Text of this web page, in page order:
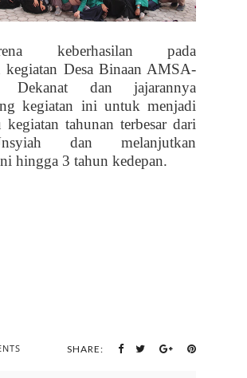
keberhasilan pada
kegiatan Desa Binaan AMSA-
Dekanat dan jajarannya
kegiatan ini untuk menjadi
kegiatan tahunan terbesar dari
dan melanjutkan
hingga 3 tahun kedepan.
SHARE: